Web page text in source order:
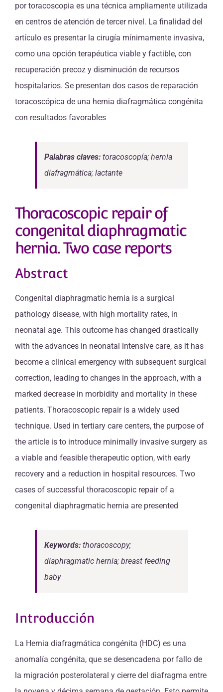
por toracoscopia es una técnica ampliamente utilizada
en centros de atención de tercer nivel. La finalidad del
artículo es presentar la cirugía mínimamente invasiva,
como una opción terapéutica viable y factible, con
recuperación precoz y disminución de recursos
hospitalarios. Se presentan dos casos de reparación
toracoscópica de una hernia diafragmática congénita
con resultados favorables
Palabras claves: toracoscopía; hernia
diafragmática; lactante
Thoracoscopic repair of
congenital diaphragmatic
hernia. Two case reports
Abstract
Congenital diaphragmatic hernia is a surgical
pathology disease, with high mortality rates, in
neonatal age. This outcome has changed drastically
with the advances in neonatal intensive care, as it has
become a clinical emergency with subsequent surgical
correction, leading to changes in the approach, with a
marked decrease in morbidity and mortality in these
patients. Thoracoscopic repair is a widely used
technique. Used in tertiary care centers, the purpose of
the article is to introduce minimally invasive surgery as
a viable and feasible therapeutic option, with early
recovery and a reduction in hospital resources. Two
cases of successful thoracoscopic repair of a
congenital diaphragmatic hernia are presented
Keywords: thoracoscopy;
diaphragmatic hernia; breast feeding
baby
Introducción
La Hernia diafragmática congénita (HDC) es una
anomalía congénita, que se desencadena por fallo de
la migración posterolateral y cierre del diafragma entre